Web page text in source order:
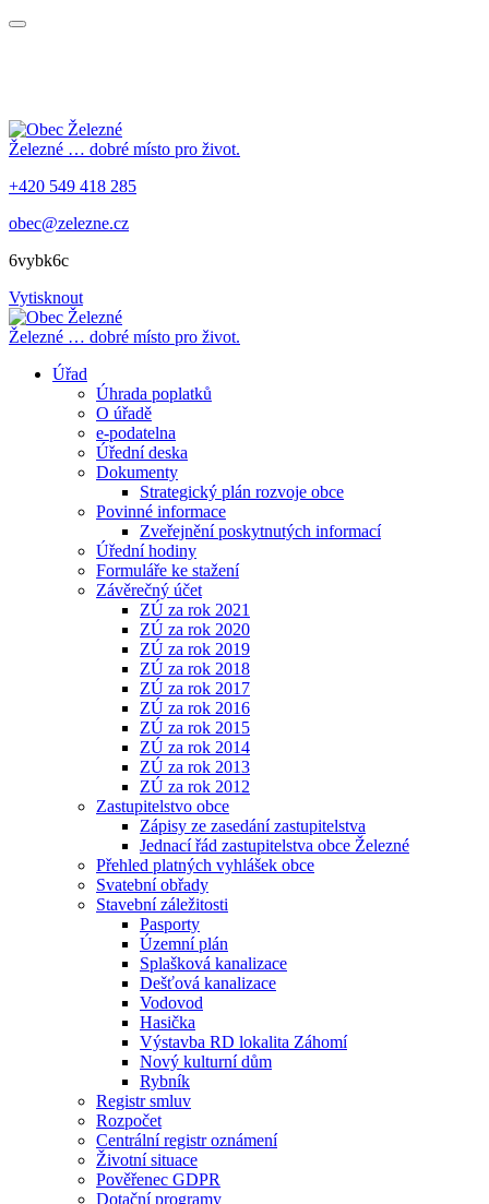
Železné … dobré místo pro život.
+420 549 418 285
obec@zelezne.cz
6vybk6c
Vytisknout
Železné … dobré místo pro život.
Úřad
Úhrada poplatků
O úřadě
e-podatelna
Úřední deska
Dokumenty
Strategický plán rozvoje obce
Povinné informace
Zveřejnění poskytnutých informací
Úřední hodiny
Formuláře ke stažení
Závěrečný účet
ZÚ za rok 2021
ZÚ za rok 2020
ZÚ za rok 2019
ZÚ za rok 2018
ZÚ za rok 2017
ZÚ za rok 2016
ZÚ za rok 2015
ZÚ za rok 2014
ZÚ za rok 2013
ZÚ za rok 2012
Zastupitelstvo obce
Zápisy ze zasedání zastupitelstva
Jednací řád zastupitelstva obce Železné
Přehled platných vyhlášek obce
Svatební obřady
Stavební záležitosti
Pasporty
Územní plán
Splašková kanalizace
Dešťová kanalizace
Vodovod
Hasička
Výstavba RD lokalita Záhomí
Nový kulturní dům
Rybník
Registr smluv
Rozpočet
Centrální registr oznámení
Životní situace
Pověřenec GDPR
Dotační programy